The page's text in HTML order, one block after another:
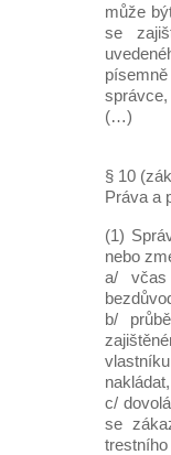
může
se
(…)
§ 10
Práva a
(1)
nebo
a/ včas
b/
c/
se
trestního